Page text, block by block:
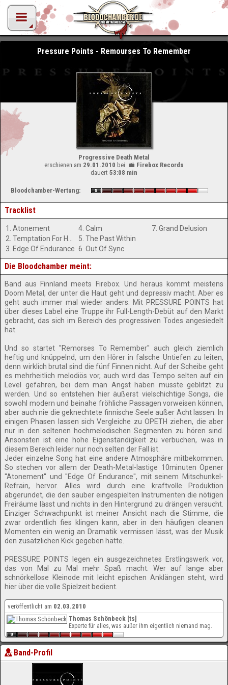
Pressure Points - Remourses To Remember
Progressive Death Metal
erschienen am 29.01.2010 bei
Firebox Records
dauert 53:08 min
Bloodchamber-Wertung:
Tracklist
1. Atonement
3. Edge Of Endurance
4. Calm
5. The Past Within
6. Out Of Sync
7. Grand Delusion
Die Bloodchamber meint:
Band aus Finnland meets Firebox. Und heraus kommt meistens
Doom Metal, der unter die Haut geht und depressiv macht. Aber es
geht auch immer mal wieder anders. Mit PRESSURE POINTS hat
über dieses Label eine Truppe ihr Full-Length-Debüt auf den Markt
gebracht, das sich im Bereich des progressiven Todes angesiedelt
hat.
Und so startet ''Remorses To Remember'' auch gleich ziemlich
heftig und knüppelnd, um den Hörer in falsche Untiefen zu leiten,
denn wirklich brutal sind die fünf Finnen nicht. Auf der Scheibe geht
es mehrheitlich melodiös vor, auch wird das Tempo selten auf ein
Level gefahren, bei dem man Angst haben müsste geblitzt zu
werden. Und so entstehen hier äußerst vielschichtige Songs, die
sowohl modern und beinahe fröhliche Passagen vorweisen können,
aber auch nie die geknechtete finnische Seele außer Acht lassen. In
einigen Phasen lassen sich Vergleiche zu OPETH ziehen, die aber
nur in den seltenen hochmelodischen Segmenten zu hören sind.
Ansonsten ist eine hohe Eigenständigkeit zu verbuchen, was in
diesem Bereich leider nur noch selten der Fall ist.
Jeder einzelne Song hat eine andere Atmosphäre mitbekommen.
So stechen vor allem der Death-Metal-lastige 10minuten Opener
''Atonement'' und ''Edge Of Endurance'', mit seinem Mitschunkel-
Refrain, hervor. Alles wird durch eine kraftvolle Produktion
abgerundet, die den sauber eingespielten Instrumenten die nötigen
Freiräume lässt und nichts in den Hintergrund zu drängen versucht.
Einziger Schwachpunkt ist meiner Ansicht nach die Stimme, die
zwar ordentlich fies klingen kann, aber in den häufigen cleanen
Momenten ein wenig an Dramatik vermissen lässt, was der Musik
den zusätzlichen Kick gegeben hätte.
PRESSURE POINTS legen ein ausgezeichnetes Erstlingswerk vor,
das von Mal zu Mal mehr Spaß macht. Wer auf lange aber
schnörkellose Kleinode mit leicht epischen Anklängen steht, wird
hier über die volle Spielzeit bedient.
veröffentlicht am 02.03.2010
Thomas Schönbeck [ts]
Experte für alles, was außer ihm eigentlich niemand mag.
Band-Profil